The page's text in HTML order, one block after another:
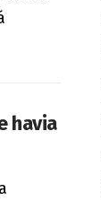
havia